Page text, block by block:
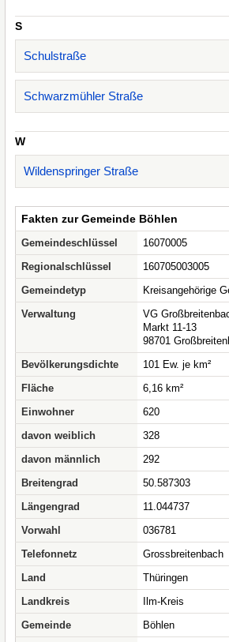
S
Schulstraße
Schwarzmühler Straße
W
Wildenspringer Straße
Fakten zur Gemeinde Böhlen
Gemeindeschlüssel
16070005
Regionalschlüssel
160705003005
Gemeindetyp
Kreisangehörige
Verwaltung
VG
Markt 11-13
98701
Bevölkerungsdichte
101 Ew. je km²
Fläche
6,16 km²
Einwohner
620
davon weiblich
328
davon männlich
292
Breitengrad
50.587303
Längengrad
11.044737
Vorwahl
036781
Telefonnetz
Grossbreitenbach
Land
Thüringen
Landkreis
Ilm-Kreis
Gemeinde
Böhlen